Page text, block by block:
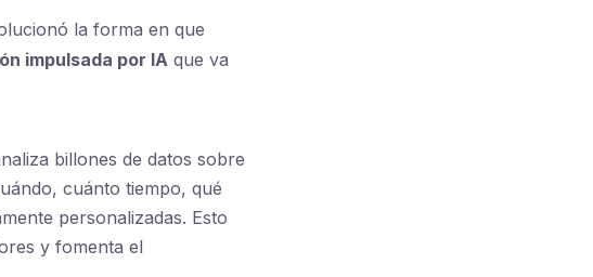
la forma en que
impulsada por IA que va
billones de datos sobre
cuánto tiempo, qué
personalizadas. Esto
y fomenta el